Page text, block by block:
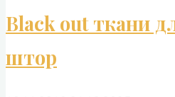
Black out ткани
штор